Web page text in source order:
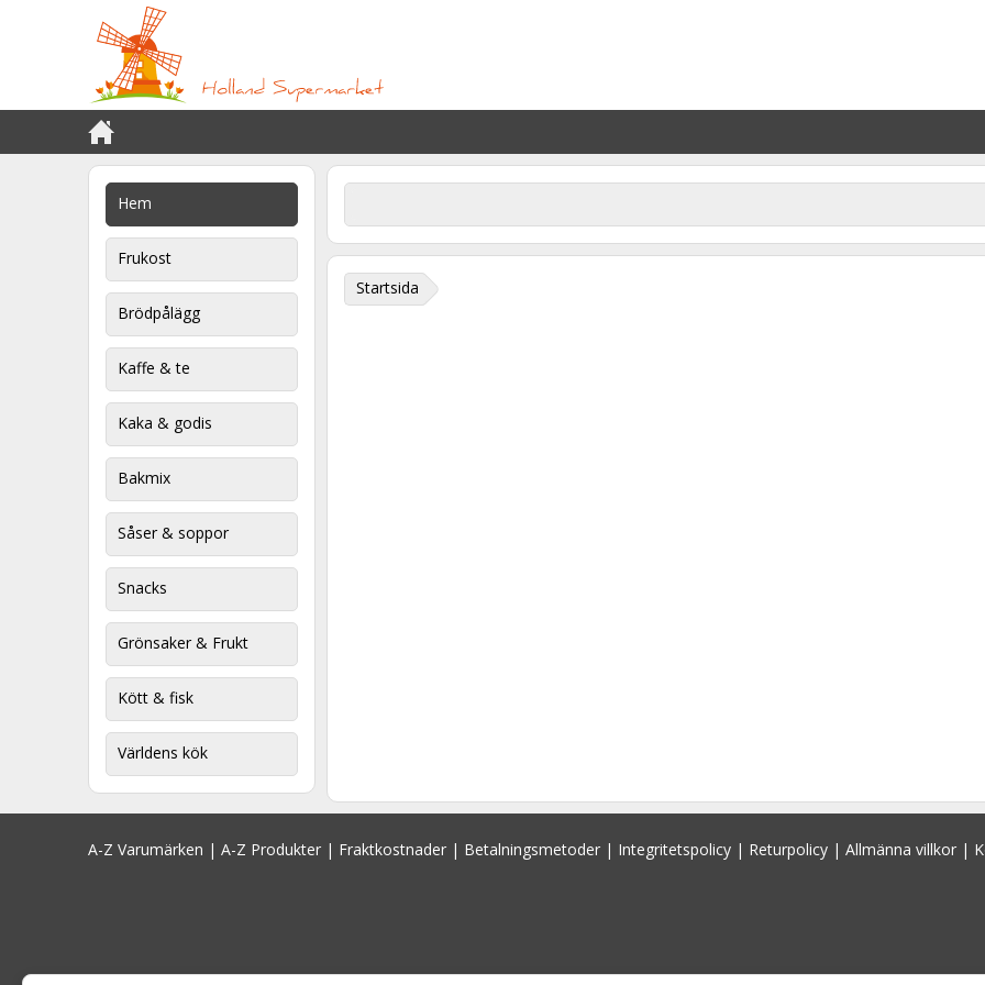
Hem
Frukost
Brödpålägg
Kaffe & te
Kaka & godis
Bakmix
Såser & soppor
Snacks
Grönsaker & Frukt
Kött & fisk
Världens kök
Startsida
A-Z Varumärken | A-Z Produkter | Fraktkostnader | Betalningsmetoder | Integritetspolicy | Returpolicy | Allmänna villkor |